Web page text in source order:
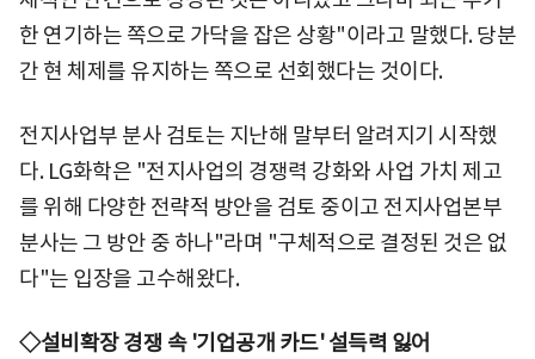
한 연기하는 쪽으로 가닥을 잡은 상황"이라고 말했다. 당분
간 현 체제를 유지하는 쪽으로 선회했다는 것이다.
전지사업부 분사 검토는 지난해 말부터 알려지기 시작했
다. LG화학은 "전지사업의 경쟁력 강화와 사업 가치 제고
를 위해 다양한 전략적 방안을 검토 중이고 전지사업본부
분사는 그 방안 중 하나"라며 "구체적으로 결정된 것은 없
다"는 입장을 고수해왔다.
◇설비확장 경쟁 속 '기업공개 카드' 설득력 잃어